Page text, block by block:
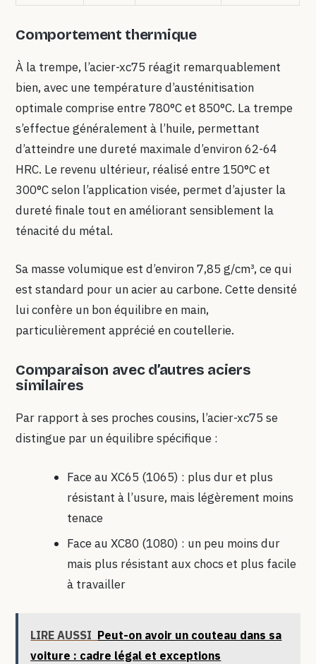
Comportement thermique
À la trempe, l’acier-xc75 réagit remarquablement
bien, avec une température d’austénitisation
optimale comprise entre 780°C et 850°C. La trempe
s’effectue généralement à l’huile, permettant
d’atteindre une dureté maximale d’environ 62-64
HRC. Le revenu ultérieur, réalisé entre 150°C et
300°C selon l’application visée, permet d’ajuster la
dureté finale tout en améliorant sensiblement la
ténacité du métal.
Sa masse volumique est d’environ 7,85 g/cm³, ce qui
est standard pour un acier au carbone. Cette densité
lui confère un bon équilibre en main,
particulièrement apprécié en coutellerie.
Comparaison avec d’autres aciers
similaires
Par rapport à ses proches cousins, l’acier-xc75 se
distingue par un équilibre spécifique :
Face au XC65 (1065) : plus dur et plus
résistant à l’usure, mais légèrement moins
tenace
Face au XC80 (1080) : un peu moins dur
mais plus résistant aux chocs et plus facile
à travailler
LIRE AUSSI Peut-on avoir un couteau dans sa
voiture : cadre légal et exceptions